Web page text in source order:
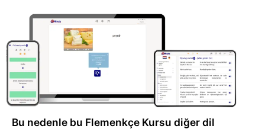
Bu nedenle bu Flemenkçe Kursu diğer dil